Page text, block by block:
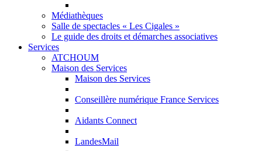
Médiathèques
Salle de spectacles « Les Cigales »
Le guide des droits et démarches associatives
Services
ATCHOUM
Maison des Services
Maison des Services
Conseillère numérique France Services
Aidants Connect
LandesMail